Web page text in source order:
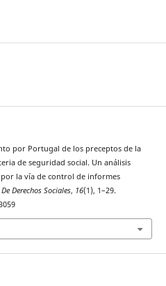
por Portugal de los preceptos de la
de seguridad social. Un análisis
la vía de control de informes
Derechos Sociales, 16(1), 1–29.